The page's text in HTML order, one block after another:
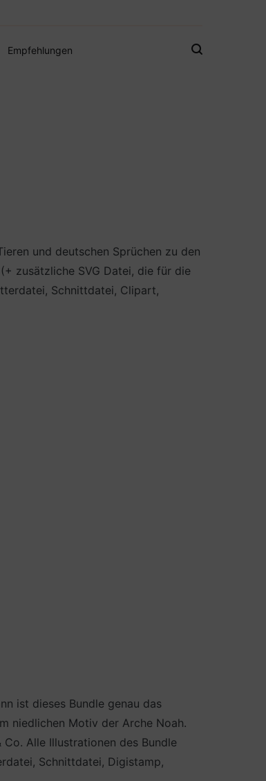
Empfehlungen
und deutschen Sprüchen zu den
zusätzliche SVG Datei, die für die
Schnittdatei, Clipart,
ist dieses Bundle genau das
niedlichen Motiv der Arche Noah.
Alle Illustrationen des Bundle
Schnittdatei, Digistamp,